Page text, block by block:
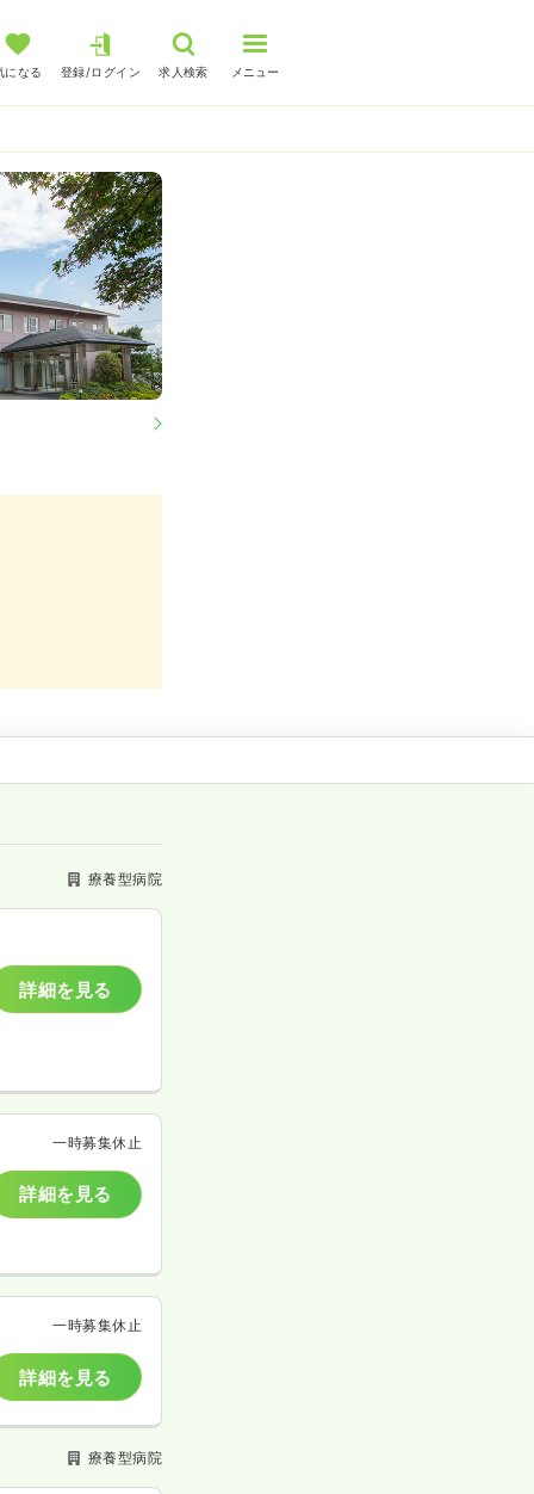
になる 登録/ログイン 求人検索 メニュー
療養型病院
詳細を見る
一時募集休止
詳細を見る
一時募集休止
詳細を見る
療養型病院